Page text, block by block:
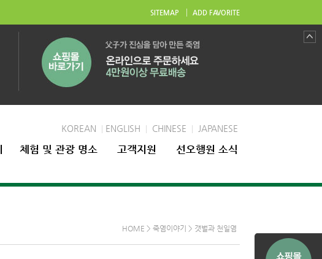
SITEMAP ADD FAVORITE
KOREAN ENGLISH CHINESE JAPANESE
체험 및 관광 명소 고객지원 선오행원 소식
HOME > 죽염이야기 > 갯벌과 천일염